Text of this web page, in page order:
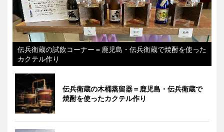
伝兵衛蔵の試飲コーナー＝鹿児島・伝兵衛蔵で焼酎を使った
カクテル作り
伝兵衛蔵の木桶蒸留器＝鹿児島・伝兵衛蔵で
焼酎を使ったカクテル作り